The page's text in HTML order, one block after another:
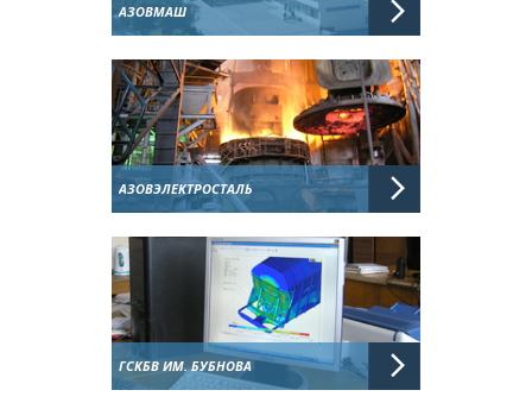
АЗОВМАШ
АЗОВЭЛЕКТРОСТАЛЬ
ГСКБВ ИМ. БУБНОВА